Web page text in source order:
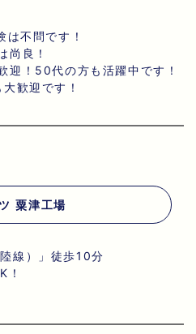
は不問です！
尚良！
迎！50代の方も活躍中です！
歓迎です！
粟津工場
線）」徒歩10分
！